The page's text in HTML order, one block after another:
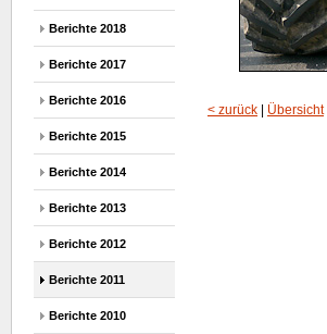
Berichte 2018
Berichte 2017
Berichte 2016
Berichte 2015
Berichte 2014
Berichte 2013
Berichte 2012
Berichte 2011
Berichte 2010
< zurück
Übersicht|